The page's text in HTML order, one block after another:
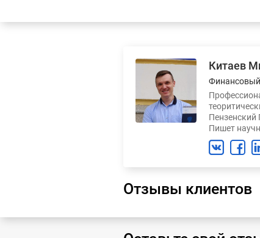
Китаев
Пензенский
Пишет
Отзывы клиентов